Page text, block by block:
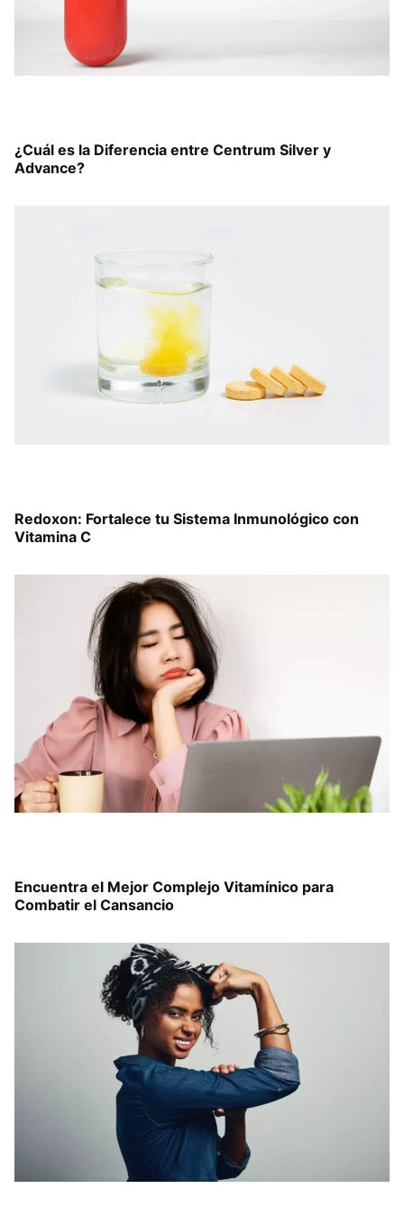
¿Cuál es la Diferencia entre Centrum Silver y
Advance?
Redoxon: Fortalece tu Sistema Inmunológico con
Vitamina C
Encuentra el Mejor Complejo Vitamínico para
Combatir el Cansancio